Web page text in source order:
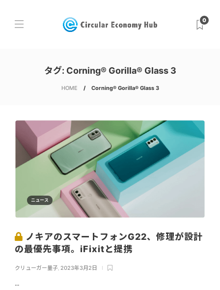
0
タグ: Corning® Gorilla® Glass 3
HOME Corning® Gorilla® Glass 3
ニュース
ノキアのスマートフォンG22、修理が設計
の最優先事項。iFixitと提携
クリューガー量子, 2023年3月2日
...